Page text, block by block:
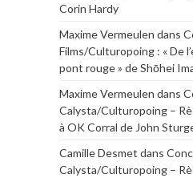
Corin Hardy
Maxime Vermeulen dans
Films/Culturopoing : « De
pont rouge » de Shōhei
Maxime Vermeulen dans
Calysta/Culturopoing –
à OK Corral de John
Camille Desmet dans
Calysta/Culturopoing –